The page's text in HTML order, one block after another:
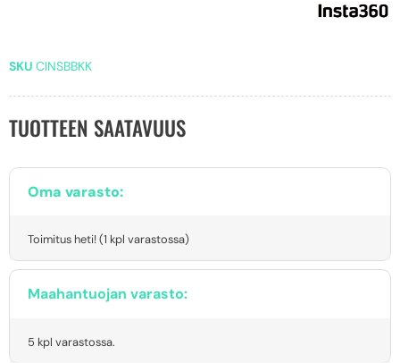
SKU CINSBBKK
TUOTTEEN SAATAVUUS
Oma varasto:
Toimitus heti! (1 kpl varastossa)
Maahantuojan varasto:
5 kpl varastossa.